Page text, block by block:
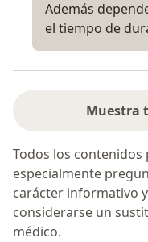
Además
el tiempo de
Muestra
Todos los
especialmente
carácter informativo
considerarse un
médico.